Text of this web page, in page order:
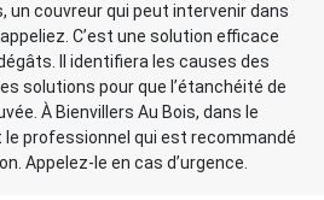
un couvreur qui peut intervenir dans
C’est une solution efficace
Il identifiera les causes des
solutions pour que l’étanchéité de
À Bienvillers Au Bois, dans le
professionnel qui est recommandé
Appelez-le en cas d’urgence.